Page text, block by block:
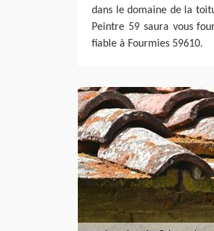
dans le domaine de la
Peintre 59 saura vous
fiable à Fourmies 59610.